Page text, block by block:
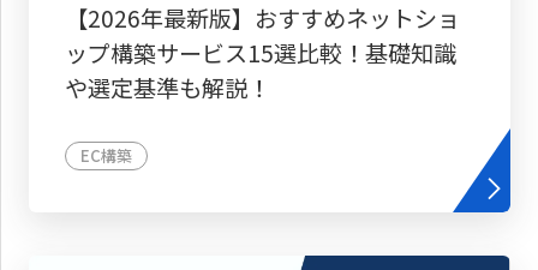
【2026年最新版】おすすめネットショ
ップ構築サービス15選比較！基礎知識
や選定基準も解説！
EC構築